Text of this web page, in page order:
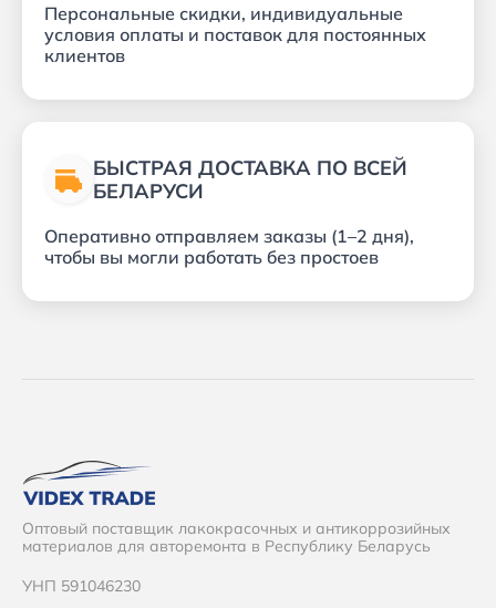
Персональные скидки, индивидуальные
условия оплаты и поставок для постоянных
клиентов
БЫСТРАЯ ДОСТАВКА ПО ВСЕЙ
БЕЛАРУСИ
Оперативно отправляем заказы (1–2 дня),
чтобы вы могли работать без простоев
Оптовый поставщик лакокрасочных и антикоррозийных
материалов для авторемонта в Республику Беларусь
УНП 591046230